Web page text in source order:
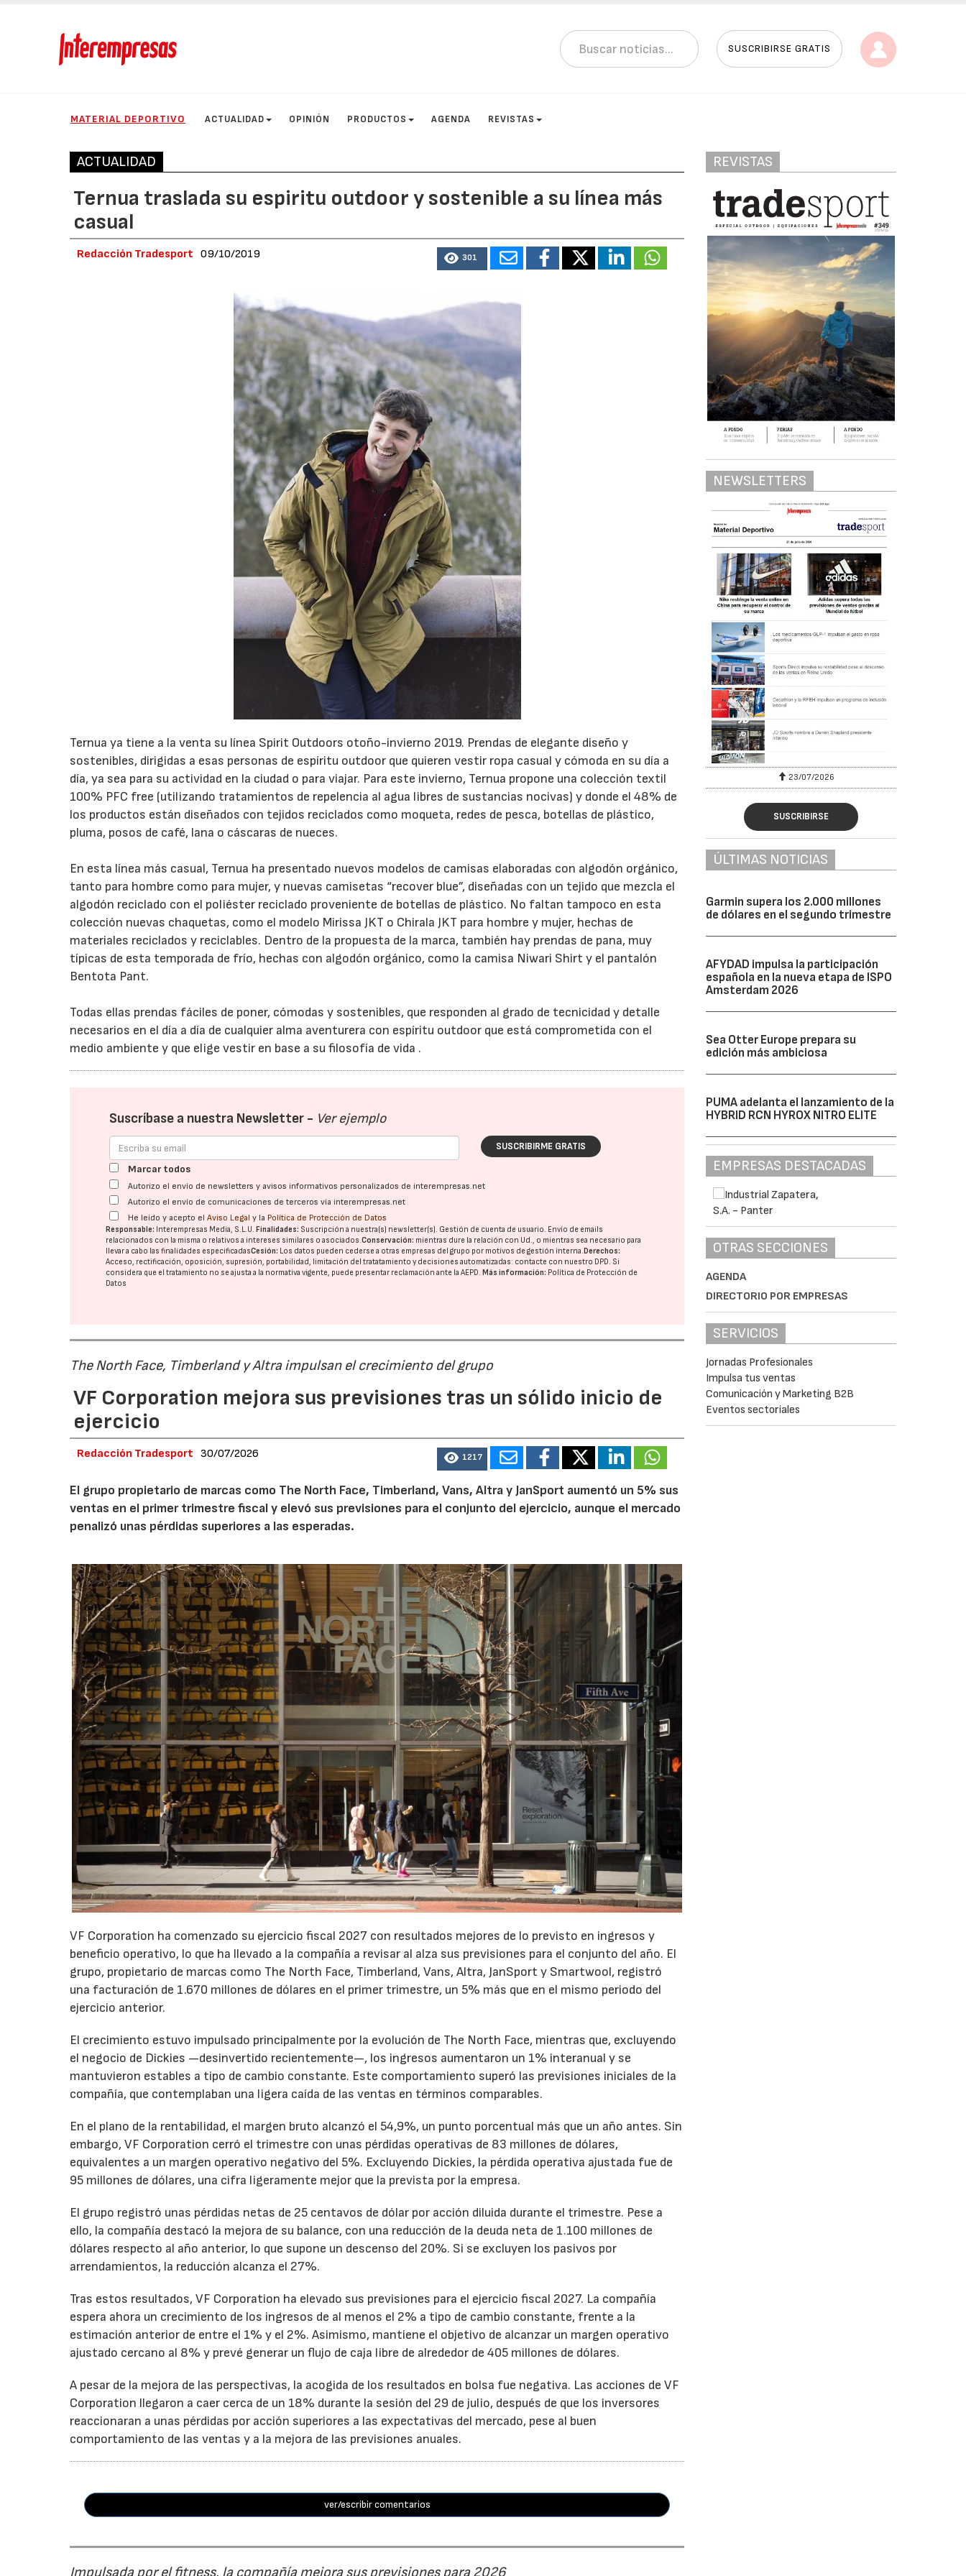
SUSCRIBIRSE GRATIS
MATERIAL DEPORTIVO ACTUALIDAD OPINIÓN PRODUCTOS AGENDA REVISTAS
ACTUALIDAD
Ternua traslada su espiritu outdoor y sostenible a su línea más
casual
Redacción Tradesport 09/10/2019 301
Ternua ya tiene a la venta su línea Spirit Outdoors otoño-invierno 2019. Prendas de elegante diseño y
sostenibles, dirigidas a esas personas de espíritu outdoor que quieren vestir ropa casual y cómoda en su día a
día, ya sea para su actividad en la ciudad o para viajar. Para este invierno, Ternua propone una colección textil
100% PFC free (utilizando tratamientos de repelencia al agua libres de sustancias nocivas) y donde el 48% de
los productos están diseñados con tejidos reciclados como moqueta, redes de pesca, botellas de plástico,
pluma, posos de café, lana o cáscaras de nueces.
En esta línea más casual, Ternua ha presentado nuevos modelos de camisas elaboradas con algodón orgánico,
tanto para hombre como para mujer, y nuevas camisetas “recover blue”, diseñadas con un tejido que mezcla el
algodón reciclado con el poliéster reciclado proveniente de botellas de plástico. No faltan tampoco en esta
colección nuevas chaquetas, como el modelo Mirissa JKT o Chirala JKT para hombre y mujer, hechas de
materiales reciclados y reciclables. Dentro de la propuesta de la marca, también hay prendas de pana, muy
típicas de esta temporada de frío, hechas con algodón orgánico, como la camisa Niwari Shirt y el pantalón
Bentota Pant.
Todas ellas prendas fáciles de poner, cómodas y sostenibles, que responden al grado de tecnicidad y detalle
necesarios en el día a día de cualquier alma aventurera con espíritu outdoor que está comprometida con el
medio ambiente y que elige vestir en base a su filosofía de vida .
Suscríbase a nuestra Newsletter - Ver ejemplo
SUSCRIBIRME GRATIS
Marcar todos
Autorizo el envío de newsletters y avisos informativos personalizados de interempresas.net
Autorizo el envío de comunicaciones de terceros vía interempresas.net
He leído y acepto elAviso Legal y la Política de Protección de Datos
Responsable: Interempresas Media, S.L.U. Finalidades: Suscripción a nuestra(s) newsletter(s). Gestión de cuenta de usuario. Envío de emails
relacionados con la misma o relativos a intereses similares o asociados.Conservación: mientras dure la relación con Ud., o mientras sea necesario para
llevar a cabo las finalidades especificadasCesión: Los datos pueden cederse a otras empresas del grupo por motivos de gestión interna. Derechos:
Acceso, rectificación, oposición, supresión, portabilidad, limitación del tratatamiento y decisiones automatizadas: contacte con nuestro DPD. Si
considera que el tratamiento no se ajusta a la normativa vigente, puede presentar reclamación ante laAEPD. Más información: Política de Protección de
Datos
The North Face, Timberland y Altra impulsan el crecimiento del grupo
VF Corporation mejora sus previsiones tras un sólido inicio de
ejercicio
Redacción Tradesport 30/07/2026 1217
El grupo propietario de marcas como The North Face, Timberland, Vans, Altra y JanSport aumentó un 5% sus
ventas en el primer trimestre fiscal y elevó sus previsiones para el conjunto del ejercicio, aunque el mercado
penalizó unas pérdidas superiores a las esperadas.
VF Corporation ha comenzado su ejercicio fiscal 2027 con resultados mejores de lo previsto en ingresos y
beneficio operativo, lo que ha llevado a la compañía a revisar al alza sus previsiones para el conjunto del año. El
grupo, propietario de marcas como The North Face, Timberland, Vans, Altra, JanSport y Smartwool, registró
una facturación de 1.670 millones de dólares en el primer trimestre, un 5% más que en el mismo periodo del
ejercicio anterior.
El crecimiento estuvo impulsado principalmente por la evolución de The North Face, mientras que, excluyendo
el negocio de Dickies —desinvertido recientemente—, los ingresos aumentaron un 1% interanual y se
mantuvieron estables a tipo de cambio constante. Este comportamiento superó las previsiones iniciales de la
compañía, que contemplaban una ligera caída de las ventas en términos comparables.
En el plano de la rentabilidad, el margen bruto alcanzó el 54,9%, un punto porcentual más que un año antes. Sin
embargo, VF Corporation cerró el trimestre con unas pérdidas operativas de 83 millones de dólares,
equivalentes a un margen operativo negativo del 5%. Excluyendo Dickies, la pérdida operativa ajustada fue de
95 millones de dólares, una cifra ligeramente mejor que la prevista por la empresa.
El grupo registró unas pérdidas netas de 25 centavos de dólar por acción diluida durante el trimestre. Pese a
ello, la compañía destacó la mejora de su balance, con una reducción de la deuda neta de 1.100 millones de
dólares respecto al año anterior, lo que supone un descenso del 20%. Si se excluyen los pasivos por
arrendamientos, la reducción alcanza el 27%.
Tras estos resultados, VF Corporation ha elevado sus previsiones para el ejercicio fiscal 2027. La compañía
espera ahora un crecimiento de los ingresos de al menos el 2% a tipo de cambio constante, frente a la
estimación anterior de entre el 1% y el 2%. Asimismo, mantiene el objetivo de alcanzar un margen operativo
ajustado cercano al 8% y prevé generar un flujo de caja libre de alrededor de 405 millones de dólares.
A pesar de la mejora de las perspectivas, la acogida de los resultados en bolsa fue negativa. Las acciones de VF
Corporation llegaron a caer cerca de un 18% durante la sesión del 29 de julio, después de que los inversores
reaccionaran a unas pérdidas por acción superiores a las expectativas del mercado, pese al buen
comportamiento de las ventas y a la mejora de las previsiones anuales.
ver/escribir comentarios
REVISTAS
NEWSLETTERS
23/07/2026 30/07/2026 23/07/2026
SUSCRIBIRSE
ÚLTIMAS NOTICIAS
Garmin supera los 2.000 millones
de dólares en el segundo trimestre
AFYDAD impulsa la participación
española en la nueva etapa de ISPO
Amsterdam 2026
Sea Otter Europe prepara su
edición más ambiciosa
PUMA adelanta el lanzamiento de la
HYBRID RCN HYROX NITRO ELITE
EMPRESAS DESTACADAS
OTRAS SECCIONES
AGENDA
DIRECTORIO POR EMPRESAS
SERVICIOS
Jornadas Profesionales
Impulsa tus ventas
Comunicación y Marketing B2B
Eventos sectoriales